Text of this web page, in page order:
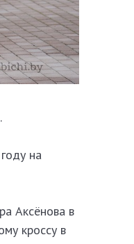
на
Аксёнова в
кроссу в